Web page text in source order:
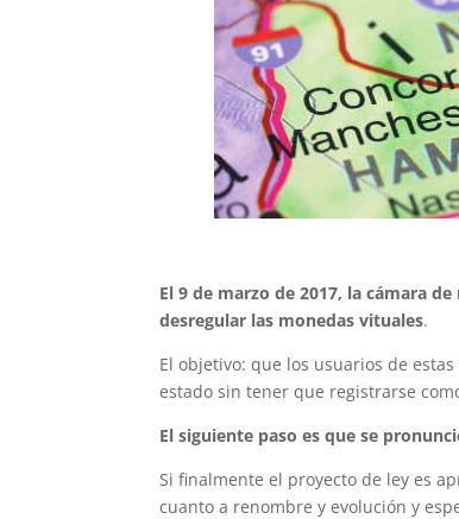
El 9 de marzo de 2017, la cámara
desregular las monedas vituales.
El objetivo: que los usuarios de
estado sin tener que registrarse
El siguiente paso es que se
Si finalmente el proyecto de ley es
cuanto a renombre y evolución y